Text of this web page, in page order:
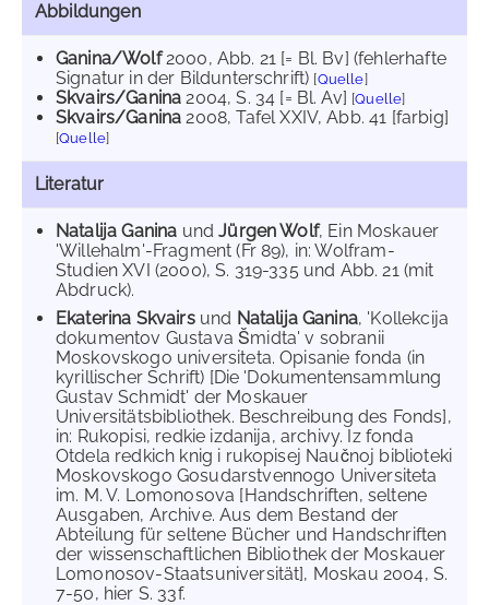
Abbildungen
Ganina/Wolf2000, Abb. 21 [= Bl. Bv] (fehlerhafte
Signatur in der Bildunterschrift) [Quelle]
Skvairs/Ganina 2004, S. 34 [= Bl. Av] [Quelle]
Skvairs/Ganina 2008, Tafel XXIV, Abb. 41 [farbig]
[Quelle]
Literatur
Natalija Ganina undJürgen Wolf, Ein Moskauer
'Willehalm'-Fragment (Fr 89), in: Wolfram-
Studien XVI (2000), S. 319-335 und Abb. 21 (mit
Abdruck).
Ekaterina Skvairsund Natalija Ganina, 'Kollekcija
dokumentov Gustava Šmidta' v sobranii
Moskovskogo universiteta. Opisanie fonda (in
kyrillischer Schrift) [Die 'Dokumentensammlung
Gustav Schmidt' der Moskauer
Universitätsbibliothek. Beschreibung des Fonds],
in: Rukopisi, redkie izdanija, archivy. Iz fonda
Otdela redkich knig i rukopisej Naučnoj biblioteki
Moskovskogo Gosudarstvennogo Universiteta
im. M. V. Lomonosova [Handschriften, seltene
Ausgaben, Archive. Aus dem Bestand der
Abteilung für seltene Bücher und Handschriften
der wissenschaftlichen Bibliothek der Moskauer
Lomonosov-Staatsuniversität], Moskau 2004, S.
7-50, hier S. 33f.